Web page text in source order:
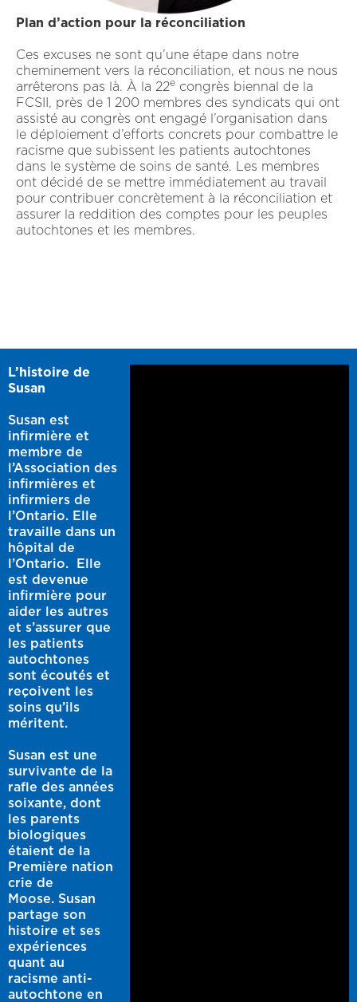
Plan d’action pour la réconciliation
Ces excuses ne sont qu’une étape dans notre
cheminement vers la réconciliation, et nous ne nous
arrêterons pas là. À la 22e congrès biennal de la
FCSII, près de 1 200 membres des syndicats qui ont
assisté au congrès ont engagé l’organisation dans
le déploiement d’efforts concrets pour combattre le
racisme que subissent les patients autochtones
dans le système de soins de santé. Les membres
ont décidé de se mettre immédiatement au travail
pour contribuer concrètement à la réconciliation et
assurer la reddition des comptes pour les peuples
autochtones et les membres.
L’histoire de
Susan
Susan est
infirmière et
membre de
l’Association des
infirmières et
infirmiers de
l’Ontario. Elle
travaille dans un
hôpital de
l’Ontario. Elle
est devenue
infirmière pour
aider les autres
et s’assurer que
les patients
autochtones
sont écoutés et
reçoivent les
soins qu’ils
méritent.
Susan est une
survivante de la
rafle des années
soixante, dont
les parents
biologiques
étaient de la
Première nation
crie de
Moose. Susan
partage son
histoire et ses
expériences
quant au
racisme anti-
autochtone en